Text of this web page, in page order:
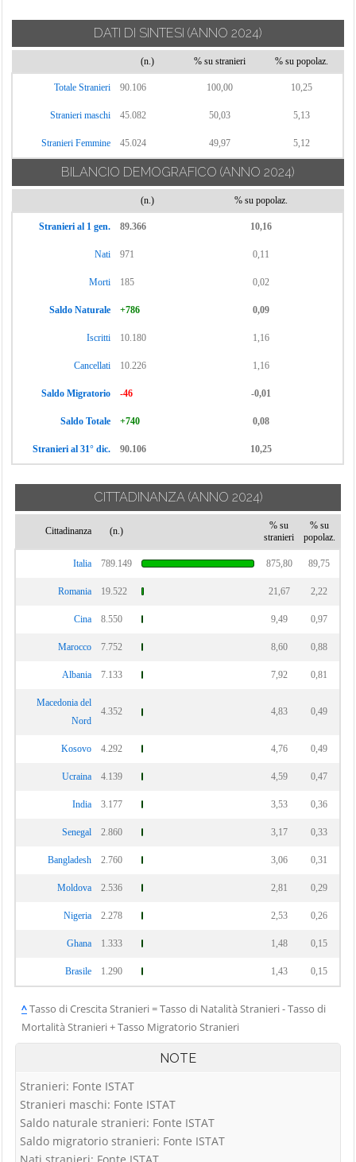
Giavera del
Montello
Sant'Urbano
Quinto di Treviso
Refrontolo
DATI DI SINTESI (ANNO 2024)
(n.) % su stranieri % su popolaz.
Totale Stranieri 90.106 100,00 10,25
Stranieri maschi 45.082 50,03 5,13
Stranieri Femmine 45.024 49,97 5,12
BILANCIO DEMOGRAFICO (ANNO 2024)
(n.) % su popolaz.
Stranieri al 1 gen. 89.366 10,16
Nati 971 0,11
Morti 185 0,02
Saldo Naturale +786 0,09
Iscritti 10.180 1,16
Cancellati 10.226 1,16
Saldo Migratorio -46 -0,01
Saldo Totale +740 0,08
Stranieri al 31° dic. 90.106 10,25
CITTADINANZA (ANNO 2024)
Cittadinanza (n.)
% su
stranieri
% su
popolaz.
Italia 789.149 875,80 89,75
Romania 19.522 21,67 2,22
Cina 8.550 9,49 0,97
Marocco 7.752 8,60 0,88
Albania 7.133 7,92 0,81
Macedonia del
Nord
4.352 4,83 0,49
Kosovo 4.292 4,76 0,49
Ucraina 4.139 4,59 0,47
India 3.177 3,53 0,36
Senegal 2.860 3,17 0,33
Bangladesh 2.760 3,06 0,31
Moldova 2.536 2,81 0,29
Nigeria 2.278 2,53 0,26
Ghana 1.333 1,48 0,15
Brasile 1.290 1,43 0,15
^Tasso di Crescita Stranieri = Tasso di Natalità Stranieri - Tasso di
Mortalità Stranieri + Tasso Migratorio Stranieri
NOTE
Stranieri: Fonte ISTAT
Stranieri maschi: Fonte ISTAT
Saldo naturale stranieri: Fonte ISTAT
Saldo migratorio stranieri: Fonte ISTAT